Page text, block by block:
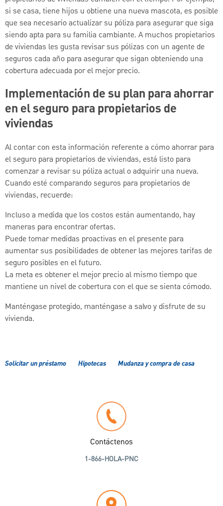
si se casa, tiene hijos u obtiene una nueva mascota, es posible
que sea necesario actualizar su póliza para asegurar que siga
siendo apta para su familia cambiante. A muchos propietarios
de viviendas les gusta revisar sus pólizas con un agente de
seguros cada año para asegurar que sigan obteniendo una
cobertura adecuada por el mejor precio.
Implementación de su plan para ahorrar
en el seguro para propietarios de
viviendas
Al contar con esta información referente a cómo ahorrar para
el seguro para propietarios de viviendas, está listo para
comenzar a revisar su póliza actual o adquirir una nueva.
Cuando esté comparando seguros para propietarios de
viviendas, recuerde:
Incluso a medida que los costos están aumentando, hay
maneras para encontrar ofertas.
Puede tomar medidas proactivas en el presente para
aumentar sus posibilidades de obtener las mejores tarifas de
seguro posibles en el futuro.
La meta es obtener el mejor precio al mismo tiempo que
mantiene un nivel de cobertura con el que se sienta cómodo.
Manténgase protegido, manténgase a salvo y disfrute de su
vivienda.
Solicitar un préstamo Hipotecas Mudanza y compra de casa
Contáctenos
1-866-HOLA-PNC